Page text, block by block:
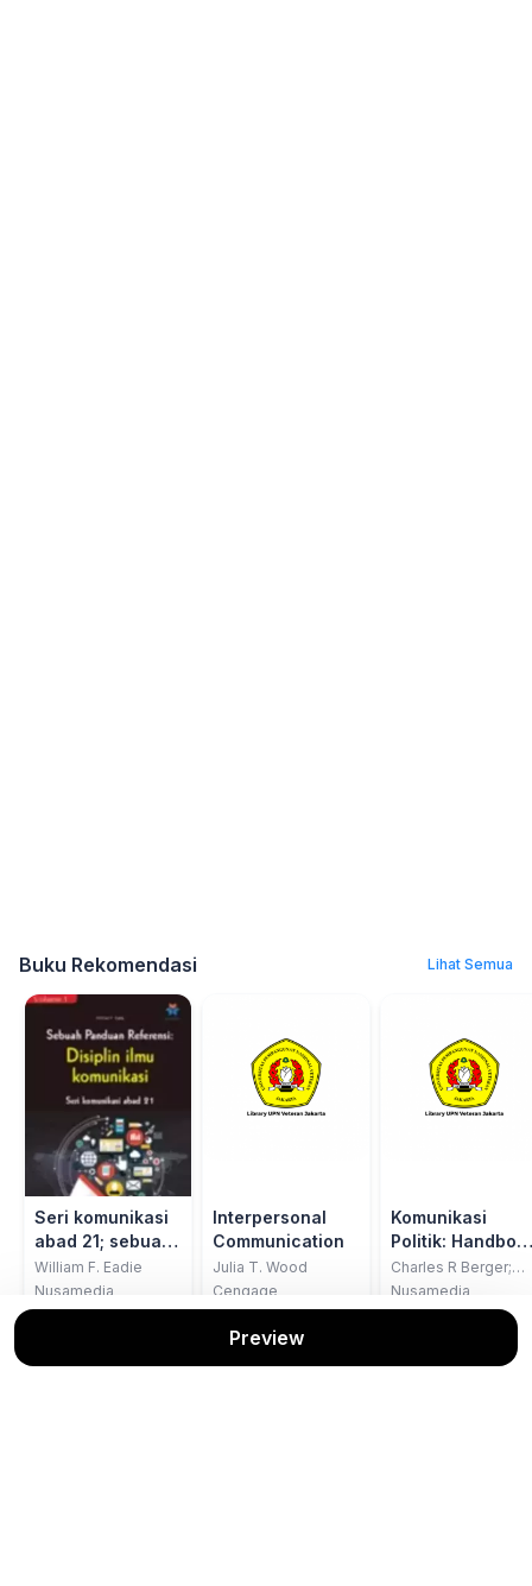
Buku Rekomendasi Lihat Semua
Seri komunikasi
abad 21; sebuah
panduan
referensi vol. 1,
Disiplin ilmu
William F. Eadie
Nusamedia
Interpersonal
Communication
Julia T. Wood
Cengage
Komunikasi
Politik:
Ilmu Komunikasi
Charles R Berger;
Michael E Roloff;
David R Roskos-
Nusamedia
Preview